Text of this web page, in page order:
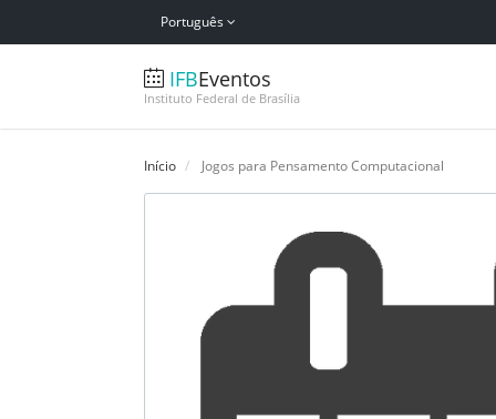
Português
IFBEventos
Instituto Federal de Brasília
Início Jogos para Pensamento Computacional